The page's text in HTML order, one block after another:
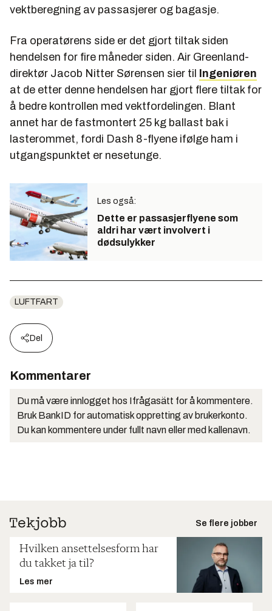
vektberegning av passasjerer og bagasje.
Fra operatørens side er det gjort tiltak siden
hendelsen for fire måneder siden. Air Greenland-
direktør Jacob Nitter Sørensen sier til Ingeniøren
at de etter denne hendelsen har gjort flere tiltak for
å bedre kontrollen med vektfordelingen. Blant
annet har de fastmontert 25 kg ballast bak i
lasterommet, fordi Dash 8-flyene ifølge ham i
utgangspunktet er nesetunge.
Les også:
Dette er passasjerflyene som
aldri har vært involvert i
dødsulykker
LUFTFART
Del
Kommentarer
Du må være innlogget hos Ifrågasätt for å kommentere.
Bruk BankID for automatisk oppretting av brukerkonto.
Du kan kommentere under fullt navn eller med kallenavn.
Se flere jobber
Hvilken ansettelsesform har
du takket ja til?
Les mer